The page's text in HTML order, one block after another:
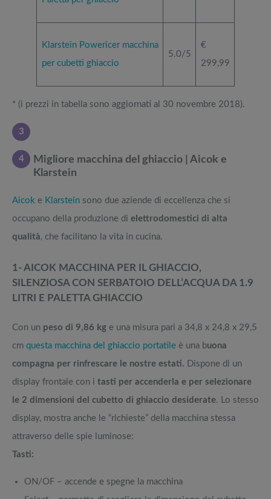
Klarstein Powericer macchina
per cubetti ghiaccio
5.0/5
€
299,99
* (i prezzi in tabella sono aggiornati al 30 novembre 2018).
3
4
Migliore macchina del ghiaccio | Aicok e
Klarstein
Aicok e Klarstein sono due aziende di eccellenza che si
occupano della produzione di elettrodomestici di alta
qualità, che facilitano la vita in cucina.
1- AICOK MACCHINA PER IL GHIACCIO,
SILENZIOSA CON SERBATOIO DELL’ACQUA DA 1.9
LITRI E PALETTA GHIACCIO
Con un peso di 9,86 kg e una misura pari a 34,8 x 24,8 x 29,5
cm questa macchina del ghiaccio portatile è una buona
compagna per rinfrescare le nostre estati. Dispone di un
display frontale con i tasti per accenderla e per selezionare
le 2 dimensioni del cubetto di ghiaccio desiderate. Lo stesso
display, mostra anche le “richieste” della macchina stessa
attraverso delle spie luminose:
Tasti:
ON/OF – accende e spegne la macchina